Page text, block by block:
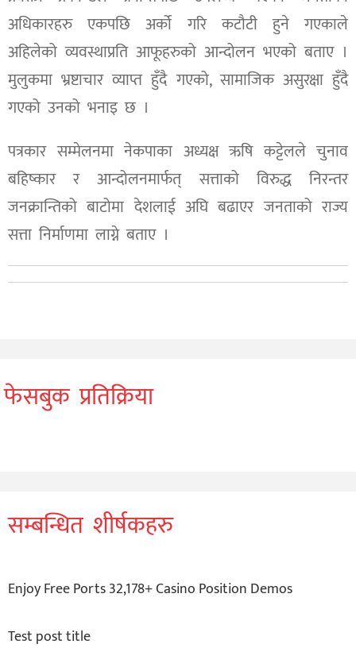
अधिकारहरु एकपछि अर्को गरि कटौटी हुने गएकाले
अहिलेको व्यवस्थाप्रति आफूहरुको आन्दोलन भएको बताए ।
मुलुकमा भ्रष्टाचार व्याप्त हुँदै गएको, सामाजिक असुरक्षा हुँदै
गएको उनको भनाइ छ ।
पत्रकार सम्मेलनमा नेकपाका अध्यक्ष ऋषि कट्टेलले चुनाव
बहिष्कार र आन्दोलनमार्फत् सत्ताको विरुद्ध निरन्तर
जनक्रान्तिको बाटोमा देशलाई अघि बढाएर जनताको राज्य
सत्ता निर्माणमा लाग्ने बताए ।
फेसबुक प्रतिक्रिया
सम्बन्धित शीर्षकहरु
Enjoy Free Ports 32,178+ Casino Position Demos
Test post title